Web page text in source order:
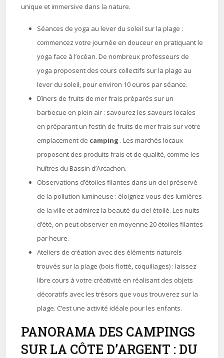
unique et immersive dans la nature.
Séances de yoga au lever du soleil sur la plage :
commencez votre journée en douceur en pratiquant le
yoga face à l’océan. De nombreux professeurs de
yoga proposent des cours collectifs sur la plage au
lever du soleil, pour environ 10 euros par séance.
Dîners de fruits de mer frais préparés sur un
barbecue en plein air : savourez les saveurs locales
en préparant un festin de fruits de mer frais sur votre
emplacement de camping . Les marchés locaux
proposent des produits frais et de qualité, comme les
huîtres du Bassin d’Arcachon.
Observations d’étoiles filantes dans un ciel préservé
de la pollution lumineuse : éloignez-vous des lumières
de la ville et admirez la beauté du ciel étoilé. Les nuits
d’été, on peut observer en moyenne 20 étoiles filantes
par heure.
Ateliers de création avec des éléments naturels
trouvés sur la plage (bois flotté, coquillages) : laissez
libre cours à votre créativité en réalisant des objets
décoratifs avec les trésors que vous trouverez sur la
plage. C’est une activité idéale pour les enfants.
PANORAMA DES CAMPINGS
SUR LA CÔTE D’ARGENT : DU